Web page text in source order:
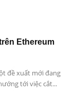
Ethereum
đề xuất mới đang
tới việc cắt...